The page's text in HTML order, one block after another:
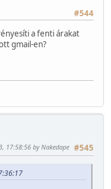
#544
a fenti árakat
gmail-en?
#545
17:58:56 by Nakedape